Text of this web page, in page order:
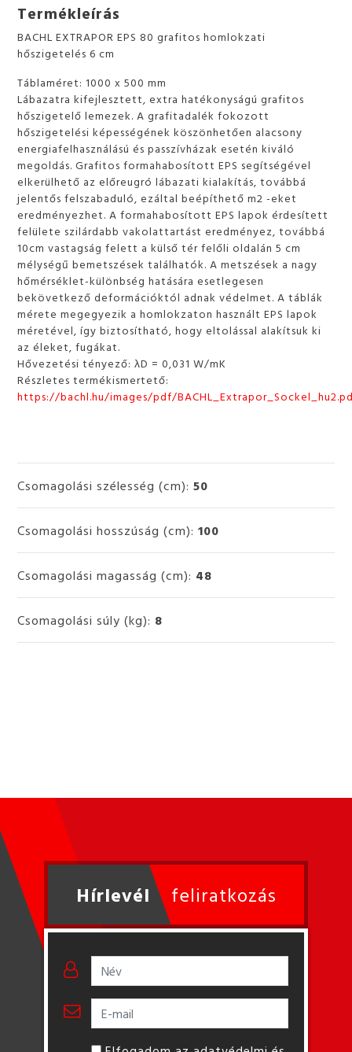
Termékleírás
BACHL EXTRAPOR EPS 80 grafitos homlokzati
hőszigetelés 6 cm
Táblaméret: 1000 x 500 mm
Lábazatra kifejlesztett, extra hatékonyságú grafitos
hőszigetelő lemezek. A grafitadalék fokozott
hőszigetelési képességének köszönhetően alacsony
energiafelhasználású és passzívházak esetén kiváló
megoldás. Grafitos formahabosított EPS segítségével
elkerülhető az előreugró lábazati kialakítás, továbbá
jelentős felszabaduló, ezáltal beépíthető m2 -eket
eredményezhet. A formahabosított EPS lapok érdesített
felülete szilárdabb vakolattartást eredményez, továbbá
10cm vastagság felett a külső tér felőli oldalán 5 cm
mélységű bemetszések találhatók. A metszések a nagy
hőmérséklet-különbség hatására esetlegesen
bekövetkező deformációktól adnak védelmet. A táblák
mérete megegyezik a homlokzaton használt EPS lapok
méretével, így biztosítható, hogy eltolással alakítsuk ki
az éleket, fugákat.
Hővezetési tényező: λD = 0,031 W/mK
Részletes termékismertető:
https://bachl.hu/images/pdf/
Csomagolási szélesség (cm):50
Csomagolási hosszúság (cm):100
Csomagolási magasság (cm): 48
Csomagolási súly (kg): 8
Hírlevél feliratkozás